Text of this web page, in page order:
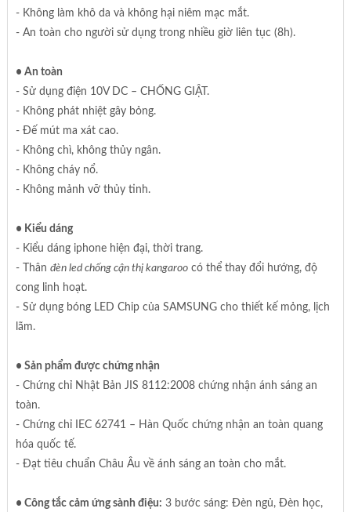
- Không làm khô da và không hại niêm mạc mắt.
- An toàn cho người sử dụng trong nhiều giờ liên tục (8h).
• An toàn
- Sử dụng điện 10V DC – CHỐNG GIẬT.
- Không phát nhiệt gây bỏng.
- Đế mút ma xát cao.
- Không chì, không thủy ngân.
- Không cháy nổ.
- Không mảnh vỡ thủy tinh.
• Kiểu dáng
- Kiểu dáng iphone hiện đại, thời trang.
- Thân đèn led chống cận thị kangaroocó thể thay đổi hướng, độ
cong linh hoạt.
- Sử dụng bóng LED Chip của SAMSUNG cho thiết kế mỏng, lịch
lãm.
• Sản phẩm được chứng nhận
- Chứng chỉ Nhật Bản JIS 8112:2008 chứng nhận ánh sáng an
toàn.
- Chứng chỉ IEC 62741 – Hàn Quốc chứng nhận an toàn quang
hóa quốc tế.
- Đạt tiêu chuẩn Châu Âu về ánh sáng an toàn cho mắt.
• Công tắc cảm ứng sành điệu: 3 bước sáng: Đèn ngủ, Đèn học,